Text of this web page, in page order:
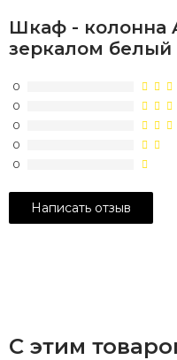
Шкаф - колонна
зеркалом белый
0
0
0
0
0
С этим